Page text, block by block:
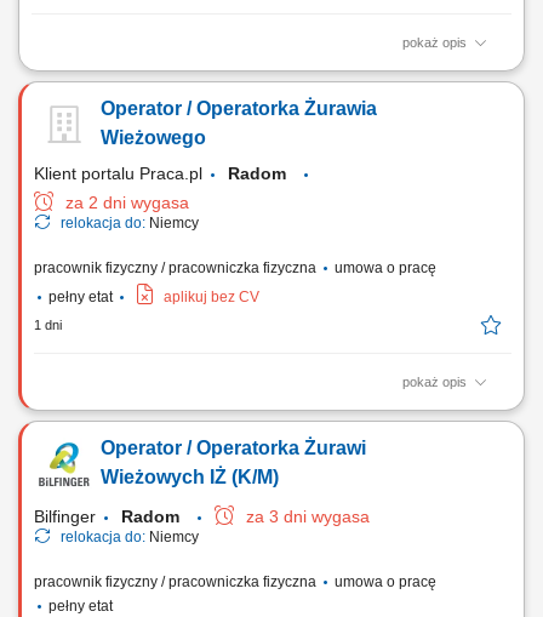
pokaż opis
Opis stanowiska Obsługa tokarek CNC oraz nadzór nad procesem
narzędzi oraz parametrów skrawania zgodnie z dokumentacją, Kontrola
wymiarowa wykonanych elementów przy użyciu narzędzi pomiarowych,
Operator / Operatorka Żurawia
Wieżowego
Klient portalu Praca.pl
Radom
za 2 dni wygasa
relokacja do: Niemcy
pracownik fizyczny / pracowniczka fizyczna
umowa o pracę
pełny etat
aplikuj bez CV
1 dni
pokaż opis
Obsługa żurawia wieżowego podczas realizacji prac budowlanych.
zasadami BHP. Dbanie o prawidłową eksploatację powierzonego
sprzętu.
Operator / Operatorka Żurawi
Wieżowych IŻ (K/M)
Bilfinger Radom za 3 dni wygasa
relokacja do: Niemcy
pracownik fizyczny / pracowniczka fizyczna
umowa o pracę
pełny etat